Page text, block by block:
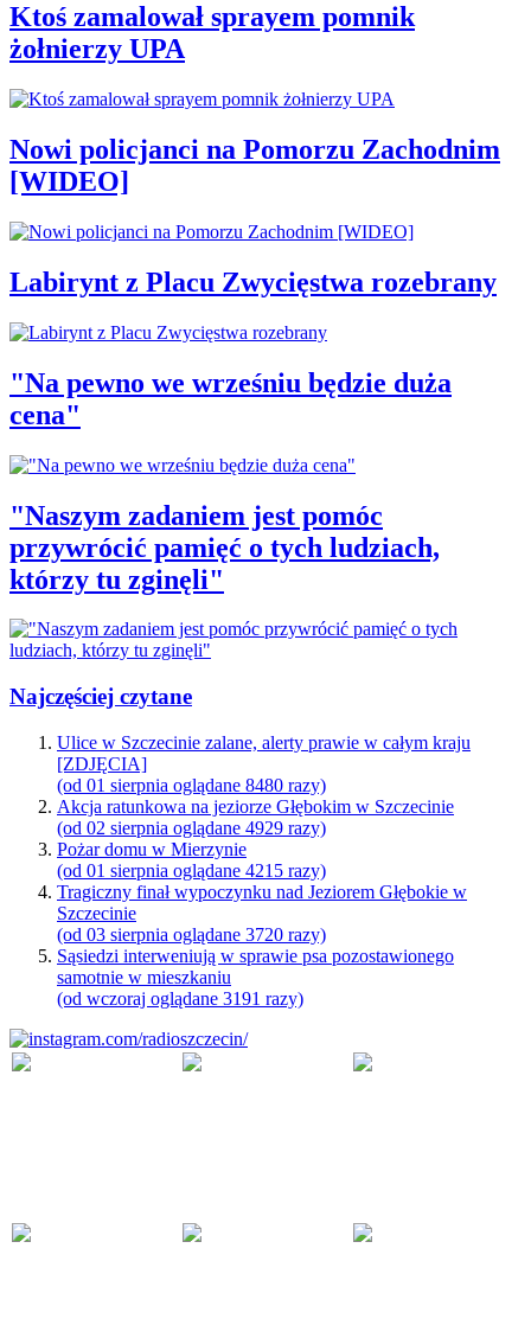
Ktoś zamalował sprayem pomnik
żołnierzy UPA
Nowi policjanci na Pomorzu Zachodnim
[WIDEO]
Labirynt z Placu Zwycięstwa rozebrany
"Na pewno we wrześniu będzie duża
cena"
"Naszym zadaniem jest pomóc
przywrócić pamięć o tych ludziach,
którzy tu zginęli"
Najczęściej czytane
Ulice w Szczecinie zalane, alerty prawie w całym kraju
[ZDJĘCIA]
(od 01 sierpnia oglądane 8480 razy)
Akcja ratunkowa na jeziorze Głębokim w Szczecinie
(od 02 sierpnia oglądane 4929 razy)
Pożar domu w Mierzynie
(od 01 sierpnia oglądane 4215 razy)
Tragiczny finał wypoczynku nad Jeziorem Głębokie w
Szczecinie
(od 03 sierpnia oglądane 3720 razy)
Sąsiedzi interweniują w sprawie psa pozostawionego
samotnie w mieszkaniu
(od wczoraj oglądane 3191 razy)